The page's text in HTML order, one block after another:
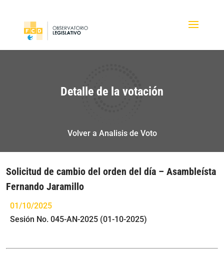
Detalle de la votación
Volver a Analisis de Voto
Solicitud de cambio del orden del día – Asambleísta
Fernando Jaramillo
01/10/2025
Sesión No. 045-AN-2025 (01-10-2025)